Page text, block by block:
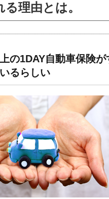
理由とは。
の1DAY自動車保険が
るらしい